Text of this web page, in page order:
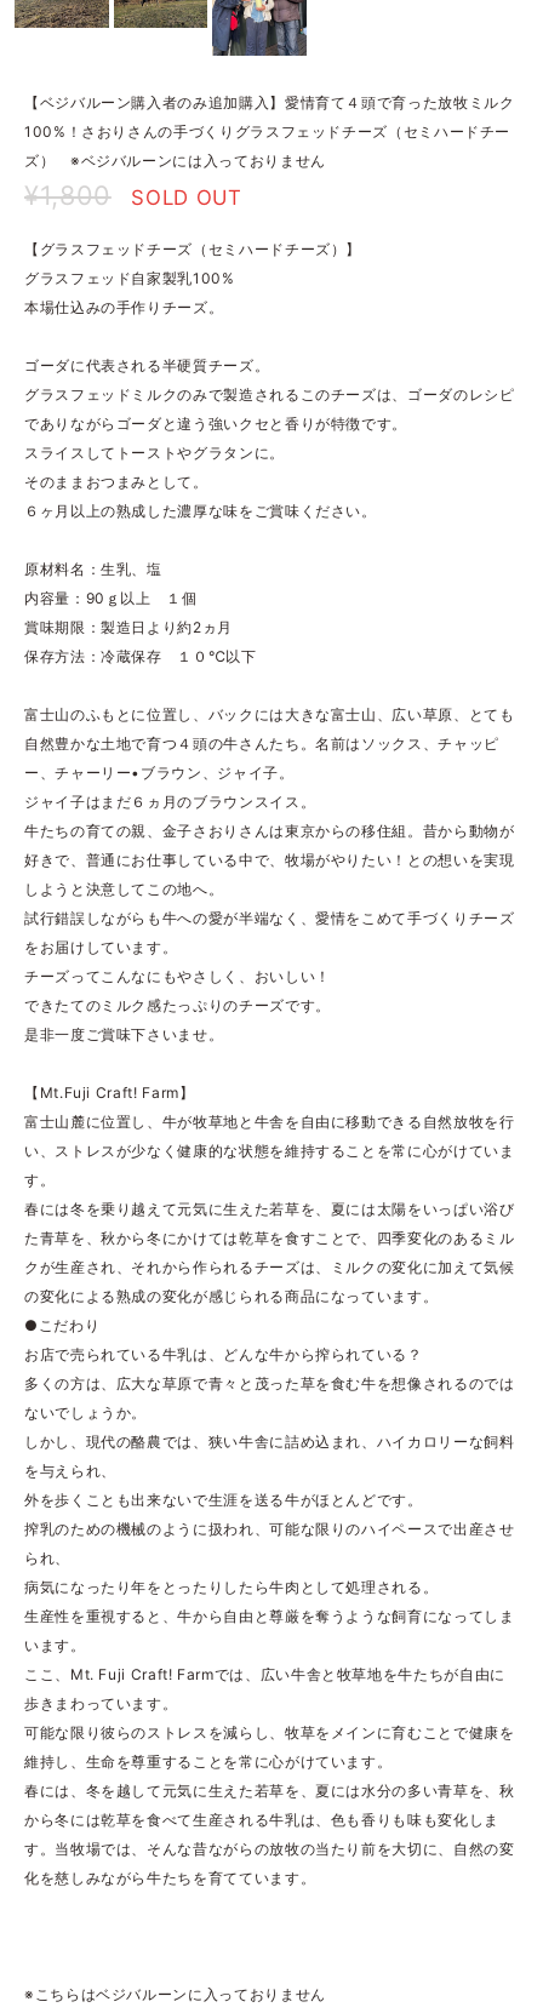
【ベジバルーン購入者のみ追加購入】愛情育て４頭で育った放牧ミルク
100%！さおりさんの手づくりグラスフェッドチーズ（セミハードチー
ズ） ※ベジバルーンには入っておりません
¥1,800 SOLD OUT
【グラスフェッドチーズ（セミハードチーズ）】
グラスフェッド自家製乳100%
本場仕込みの手作りチーズ。
ゴーダに代表される半硬質チーズ。
グラスフェッドミルクのみで製造されるこのチーズは、ゴーダのレシピ
でありながらゴーダと違う強いクセと香りが特徴です。
スライスしてトーストやグラタンに。
そのままおつまみとして。
６ヶ月以上の熟成した濃厚な味をご賞味ください。
原材料名：生乳、塩
内容量：90ｇ以上 １個
賞味期限：製造日より約2ヵ月
保存方法：冷蔵保存 １０℃以下
富士山のふもとに位置し、バックには大きな富士山、広い草原、とても
自然豊かな土地で育つ４頭の牛さんたち。名前はソックス、チャッピ
ー、チャーリー•ブラウン、ジャイ子。
ジャイ子はまだ６ヵ月のブラウンスイス。
牛たちの育ての親、金子さおりさんは東京からの移住組。昔から動物が
好きで、普通にお仕事している中で、牧場がやりたい！との想いを実現
しようと決意してこの地へ。
試行錯誤しながらも牛への愛が半端なく、愛情をこめて手づくりチーズ
をお届けしています。
チーズってこんなにもやさしく、おいしい！
できたてのミルク感たっぷりのチーズです。
是非一度ご賞味下さいませ。
【Mt.Fuji Craft! Farm】
富士山麓に位置し、牛が牧草地と牛舎を自由に移動できる自然放牧を行
い、ストレスが少なく健康的な状態を維持することを常に心がけていま
す。
春には冬を乗り越えて元気に生えた若草を、夏には太陽をいっぱい浴び
た青草を、秋から冬にかけては乾草を食すことで、四季変化のあるミル
クが生産され、それから作られるチーズは、ミルクの変化に加えて気候
の変化による熟成の変化が感じられる商品になっています。
●こだわり
お店で売られている牛乳は、どんな牛から搾られている？
多くの方は、広大な草原で青々と茂った草を食む牛を想像されるのでは
ないでしょうか。
しかし、現代の酪農では、狭い牛舎に詰め込まれ、ハイカロリーな飼料
を与えられ、
外を歩くことも出来ないで生涯を送る牛がほとんどです。
搾乳のための機械のように扱われ、可能な限りのハイペースで出産させ
られ、
病気になったり年をとったりしたら牛肉として処理される。
生産性を重視すると、牛から自由と尊厳を奪うような飼育になってしま
います。
ここ、Mt. Fuji Craft! Farmでは、広い牛舎と牧草地を牛たちが自由に
歩きまわっています。
可能な限り彼らのストレスを減らし、牧草をメインに育むことで健康を
維持し、生命を尊重することを常に心がけています。
春には、冬を越して元気に生えた若草を、夏には水分の多い青草を、秋
から冬には乾草を食べて生産される牛乳は、色も香りも味も変化しま
す。当牧場では、そんな昔ながらの放牧の当たり前を大切に、自然の変
化を慈しみながら牛たちを育てています。
※こちらはベジバルーンに入っておりません